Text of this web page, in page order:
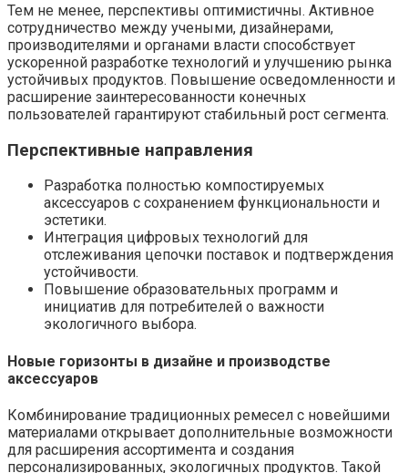
Тем не менее, перспективы оптимистичны. Активное
сотрудничество между учеными, дизайнерами,
производителями и органами власти способствует
ускоренной разработке технологий и улучшению рынка
устойчивых продуктов. Повышение осведомленности и
расширение заинтересованности конечных
пользователей гарантируют стабильный рост сегмента.
Перспективные направления
Разработка полностью компостируемых
аксессуаров с сохранением функциональности и
эстетики.
Интеграция цифровых технологий для
отслеживания цепочки поставок и подтверждения
устойчивости.
Повышение образовательных программ и
инициатив для потребителей о важности
экологичного выбора.
Новые горизонты в дизайне и производстве
аксессуаров
Комбинирование традиционных ремесел с новейшими
материалами открывает дополнительные возможности
для расширения ассортимента и создания
персонализированных, экологичных продуктов. Такой